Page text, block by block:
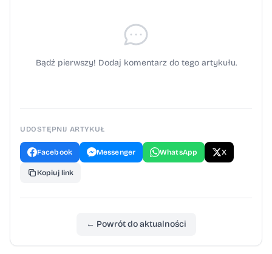
Bądź pierwszy! Dodaj komentarz do tego artykułu.
UDOSTĘPNIJ ARTYKUŁ
Facebook Messenger WhatsApp X
Kopiuj link
← Powrót do aktualności